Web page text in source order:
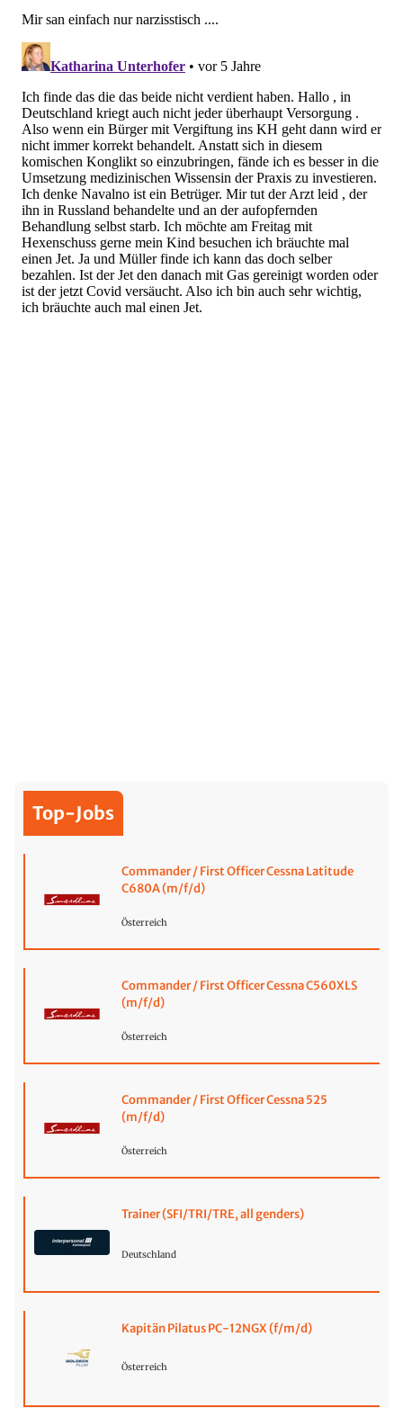
Top-Jobs
Commander / First Officer Cessna Latitude
C680A (m/f/d)
Österreich
Commander / First Officer Cessna C560XLS
(m/f/d)
Österreich
Commander / First Officer Cessna 525
(m/f/d)
Österreich
Trainer (SFI/TRI/TRE, all genders)
Deutschland
Kapitän Pilatus PC-12NGX (f/m/d)
Österreich